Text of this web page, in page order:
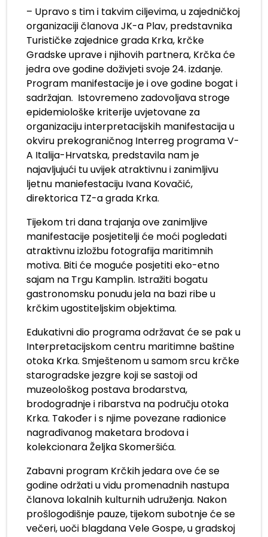
– Upravo s tim i takvim ciljevima, u zajedničkoj
organizaciji članova JK-a Plav, predstavnika
Turističke zajednice grada Krka, krčke
Gradske uprave i njihovih partnera, Krčka će
jedra ove godine doživjeti svoje 24. izdanje.
Program manifestacije je i ove godine bogat i
sadržajan. Istovremeno zadovoljava stroge
epidemiološke kriterije uvjetovane za
organizaciju interpretacijskih manifestacija u
okviru prekograničnog Interreg programa V-
A Italija-Hrvatska, predstavila nam je
najavljujući tu uvijek atraktivnu i zanimljivu
ljetnu maniefestaciju Ivana Kovačić,
direktorica TZ-a grada Krka.
Tijekom tri dana trajanja ove zanimljive
manifestacije posjetitelji će moći pogledati
atraktivnu izložbu fotografija maritimnih
motiva. Biti će moguće posjetiti eko-etno
sajam na Trgu Kamplin. Istražiti bogatu
gastronomsku ponudu jela na bazi ribe u
krčkim ugostiteljskim objektima.
Edukativni dio programa održavat će se pak u
Interpretacijskom centru maritimne baštine
otoka Krka. Smještenom u samom srcu krčke
starogradske jezgre koji se sastoji od
muzeološkog postava brodarstva,
brodogradnje i ribarstva na području otoka
Krka. Također i s njime povezane radionice
nagrađivanog maketara brodova i
kolekcionara Željka Skomeršića.
Zabavni program Krčkih jedara ove će se
godine održati u vidu promenadnih nastupa
članova lokalnih kulturnih udruženja. Nakon
prošlogodišnje pauze, tijekom subotnje će se
večeri, uoči blagdana Vele Gospe, u gradskoj